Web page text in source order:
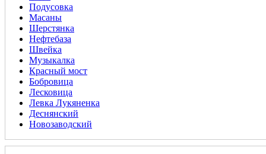
Подусовка
Масаны
Шерстянка
Нефтебаза
Швейка
Музыкалка
Красный мост
Бобровица
Лесковица
Левка Лукяненка
Деснянский
Новозаводский